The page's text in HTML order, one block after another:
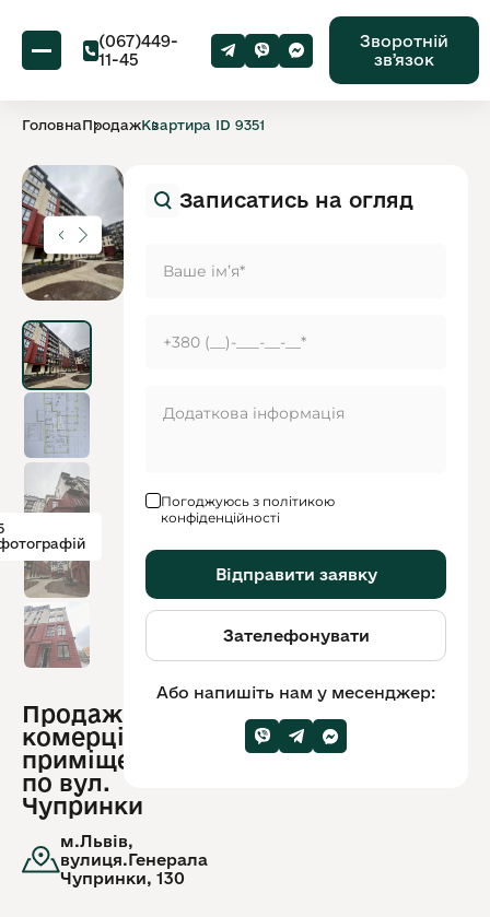
(067)449-
11-45
Зворотній
звʼязок
ГоловнаПродажКвартира ID 9351
Продаж
комерційного
приміщення
по вул.
Чупринки
м.Львів,
вулиця.Генерала
Чупринки, 130
обʼєкту:
9351
Записатись на огляд
Погоджуюсь з політикою
конфіденційності
Відправити заявку
Зателефонувати
Або напишіть нам у месенджер: